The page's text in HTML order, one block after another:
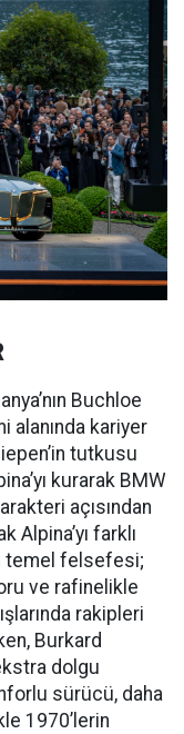
Buchloe
alanında kariyer
tutkusu
kurarak BMW
açısından
Alpina’yı farklı
temel felsefesi;
ve rafinelikle
rakipleri
Burkard
dolgu
sürücü, daha
1970’lerin